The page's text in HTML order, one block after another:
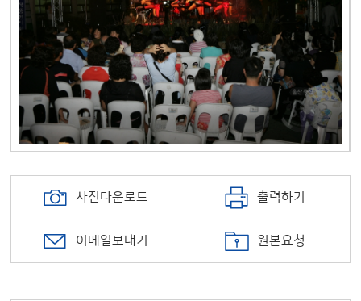
사진다운로드 출력하기
이메일보내기 원본요청